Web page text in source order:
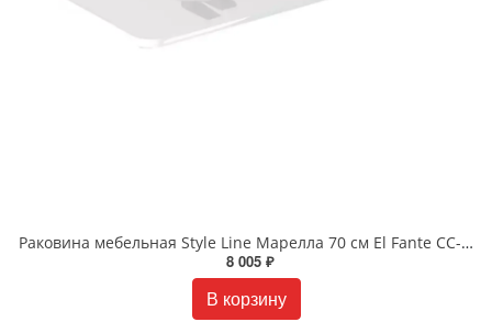
Раковина мебельная Style Line Марелла 70 см El Fante СС-00002368 белая
8 005 ₽
В корзину